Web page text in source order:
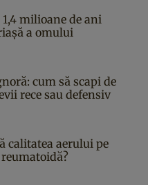
milioane de ani
a omului
cum să scapi de
rece sau defensiv
calitatea aerului pe